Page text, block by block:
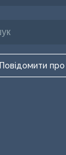
Повідомити